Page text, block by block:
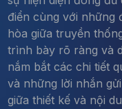
điển cùng với những
hòa giữa truyền
trình bày rõ ràng và
nắm bắt các chi tiết
và những lời nhắn
giữa thiết kế và nội